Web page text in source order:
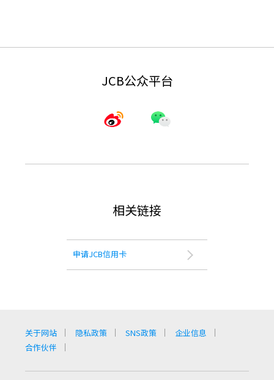
JCB公众平台
相关链接
申请JCB信用卡
关于网站 隐私政策 SNS政策
企业信息
合作伙伴